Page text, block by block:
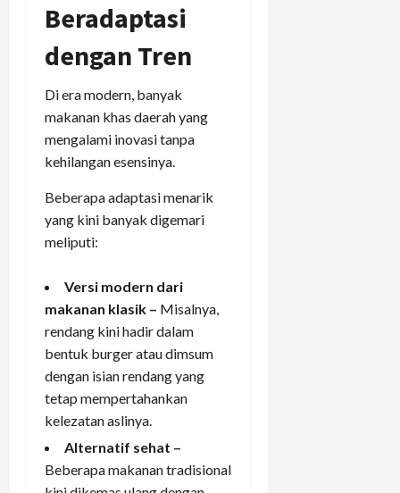
Beradaptasi
dengan Tren
Di era modern, banyak
makanan khas daerah yang
mengalami inovasi tanpa
kehilangan esensinya.
Beberapa adaptasi menarik
yang kini banyak digemari
meliputi:
Versi modern dari
makanan klasik – Misalnya,
rendang kini hadir dalam
bentuk burger atau dimsum
dengan isian rendang yang
tetap mempertahankan
kelezatan aslinya.
Alternatif sehat –
Beberapa makanan tradisional